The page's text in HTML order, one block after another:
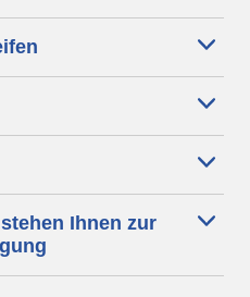
Ihnen zur